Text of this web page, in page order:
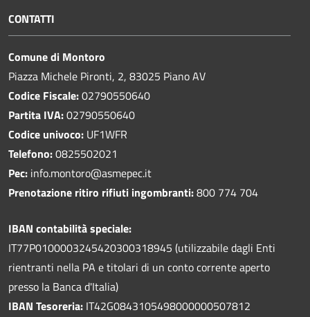
CONTATTI
Comune di Montoro
Piazza Michele Pironti, 2, 83025 Piano AV
Codice Fiscale:02790550640
Partita IVA:02790550640
Codice univoco: UF1WFR
Telefono:0825502021
Pec: info.montoro@asmepec.it
Prenotazione ritiro rifiuti ingombranti:800 774 704
IBAN contabilità speciale:
IT77P0100003245420300318945 (utilizzabile dagli Enti
rientranti nella PA e titolari di un conto corrente aperto
presso la Banca d'Italia)
IBAN Tesoreria: IT42G0843105498000000507812